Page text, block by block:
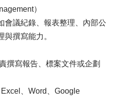
）
會議紀錄、報表整理、內部公
撰寫能力。
撰寫報告、標案文件或企劃
、Word、Google